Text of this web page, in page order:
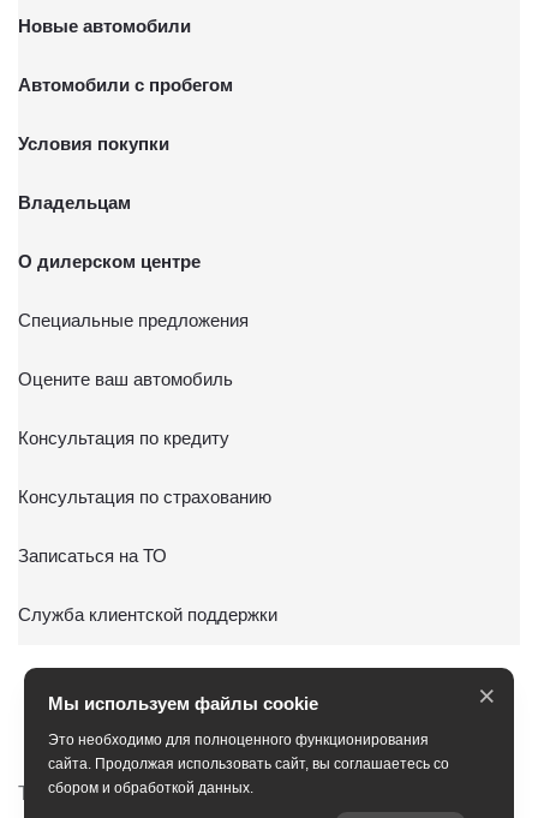
Новые автомобили
Автомобили с пробегом
Условия покупки
Владельцам
О дилерском центре
Специальные предложения
Оцените ваш автомобиль
Консультация по кредиту
Консультация по страхованию
Записаться на ТО
Служба клиентской поддержки
Тойота Центр Сити Тойота Центр Новорижский
Мы используем файлы cookie
Это необходимо для полноценного функционирования
сайта. Продолжая использовать сайт, вы соглашаетесь со
сбором и обработкой данных.
×